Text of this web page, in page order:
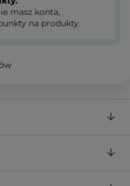
masz konta,
na produkty.